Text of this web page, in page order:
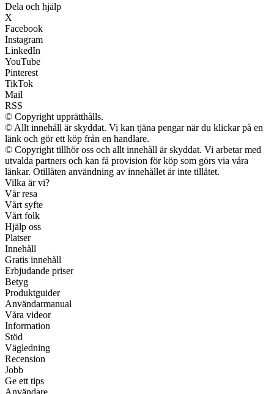
Dela och hjälp
X
Facebook
Instagram
LinkedIn
YouTube
Pinterest
TikTok
Mail
RSS
© Copyright upprätthålls.
© Allt innehåll är skyddat. Vi kan tjäna pengar när du klickar på en
länk och gör ett köp från en handlare.
© Copyright tillhör oss och allt innehåll är skyddat. Vi arbetar med
utvalda partners och kan få provision för köp som görs via våra
länkar. Otillåten användning av innehållet är inte tillåtet.
Vilka är vi?
Vår resa
Vårt syfte
Vårt folk
Hjälp oss
Platser
Innehåll
Gratis innehåll
Erbjudande priser
Betyg
Produktguider
Användarmanual
Våra videor
Information
Stöd
Vägledning
Recension
Jobb
Ge ett tips
Användare